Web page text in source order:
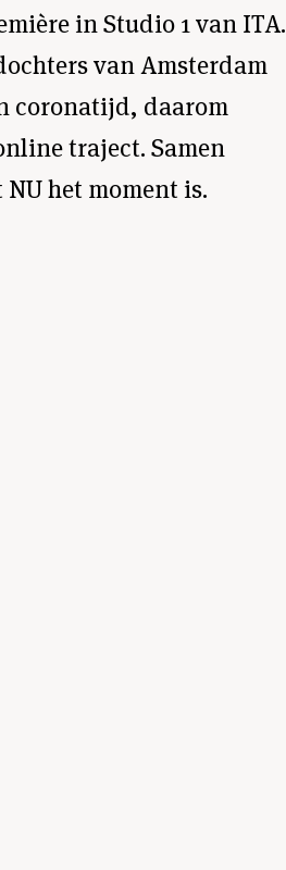
in Studio 1 van ITA.
van Amsterdam
coronatijd, daarom
traject. Samen
het moment is.